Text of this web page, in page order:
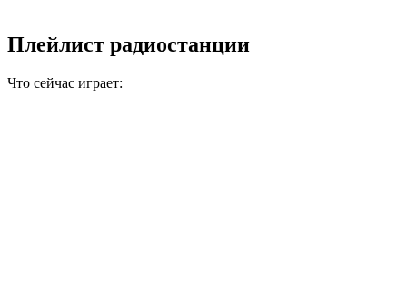
Плейлист радиостанции
Что сейчас играет: